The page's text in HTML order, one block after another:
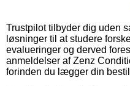
Trustpilot tilbyder dig uden
løsninger til at studere
evalueringer og derved
anmeldelser af Zenz
forinden du lægger din